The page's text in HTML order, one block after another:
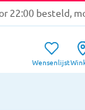
22:00 besteld,
vanaf
22:00 besteld,
Wensenlijst